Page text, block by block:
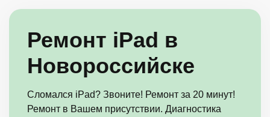
Ремонт iPad в
Новороссийске
Сломался iPad? Звоните! Ремонт за 20 минут!
Ремонт в Вашем присутствии. Диагностика